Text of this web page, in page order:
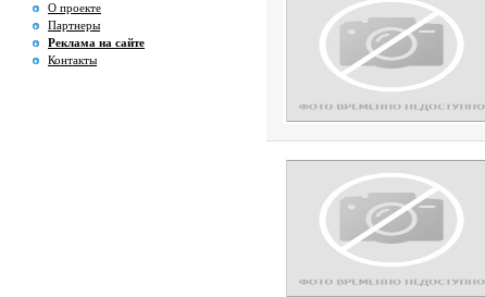
О проекте
Партнеры
Реклама на сайте
Контакты